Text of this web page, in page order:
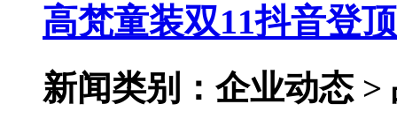
高梵童装双11抖音登
新闻类别：企业动态 >